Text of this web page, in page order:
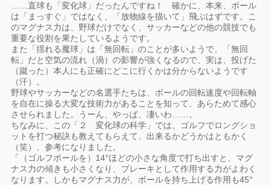
……直球も「変化球」だったんですね！ 確かに、本来、ボール
は「まっすぐ」ではなく、「放物線を描いて」飛ぶはずです。こ
のマグナス力は、野球だけでなく、サッカーなどの他の競技でも
重要な役割を果たしているようです。
また「揺れる魔球」は「無回転」のことが多いようで、「無回
転」だと空気の流れ（渦）の影響が強くなるので、実は、投げた
（蹴った）本人にも正確にどこに行くかは分からないようです
（汗）。
野球やサッカーなどの名選手たちは、ボールの回転速度や回転軸
を自在に操る大変な技術力があることを知って、あらためて感心
させられました。うーん、やっぱ、凄いわ……。
ちなみに、この「２ 変化球の科学」では、ゴルフでロングショ
ットを打つ秘訣も教えてもらえて、出来るかどうかはともかく
（笑）、参考になりました。
「（ゴルフボールを）14°ほどの小さな角度で打ち出すと、マグ
ナス力の傾きも小さくなり、ブレーキとして作用する力がよわく
なります。しかもマグナス力が、ボールを持ち上げる作用も45°